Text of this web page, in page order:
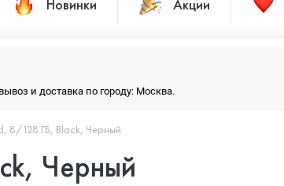
Новинки Акции
и доставка по городу: Москва.
8/128 ГБ, Black, Черный
Черный